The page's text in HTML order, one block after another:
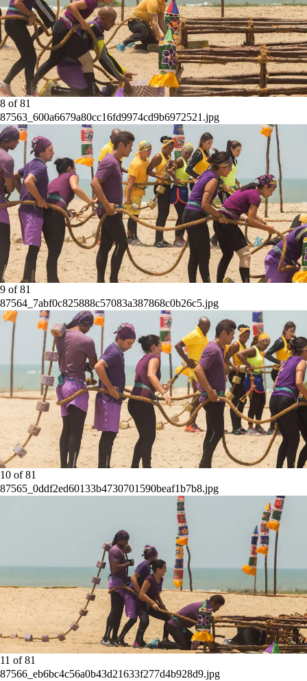
8 of81
87563_600a6679a80cc16fd9974cd9b6972521.jpg
9 of81
87564_7abf0c825888c57083a387868c0b26c5.jpg
10 of81
87565_0ddf2ed60133b4730701590beaf1b7b8.jpg
11 of81
87566_eb6bc4c56a0b43d21633f277d4b928d9.jpg